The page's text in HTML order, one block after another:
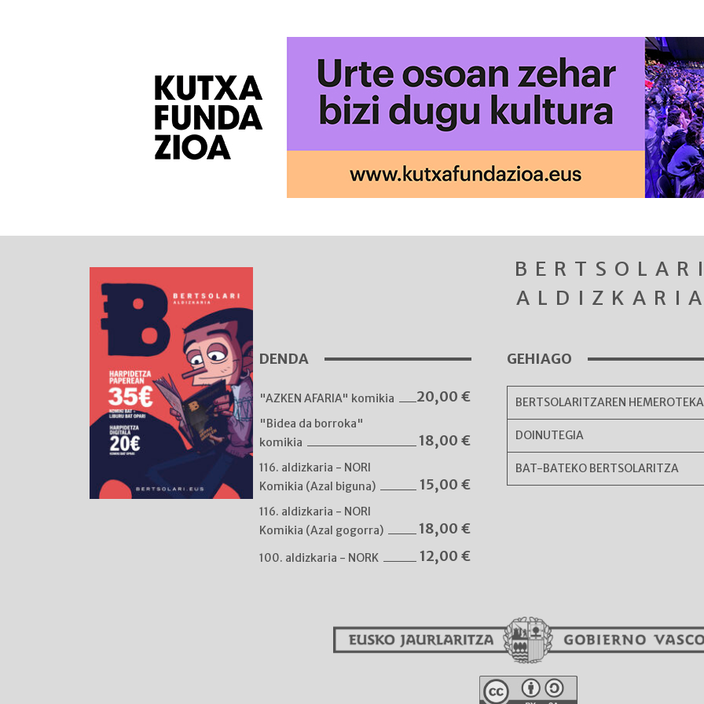
DENDA
"AZKEN AFARIA" komikia 20,00 €
"Bidea da borroka"
komikia
18,00 €
116. aldizkaria - NORI
Komikia (Azal biguna)
15,00 €
116. aldizkaria - NORI
Komikia (Azal gogorra)
18,00 €
100. aldizkaria - NORK 12,00 €
GEHIAGO
BERTSOLARITZAREN HEMEROTEKA
DOINUTEGIA
BAT-BATEKO BERTSOLARITZA